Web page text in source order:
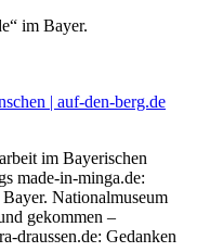
im Bayer.
| auf-den-berg.de
im Bayerischen
made-in-minga.de:
Nationalmuseum
gekommen –
draussen.de: Gedanken